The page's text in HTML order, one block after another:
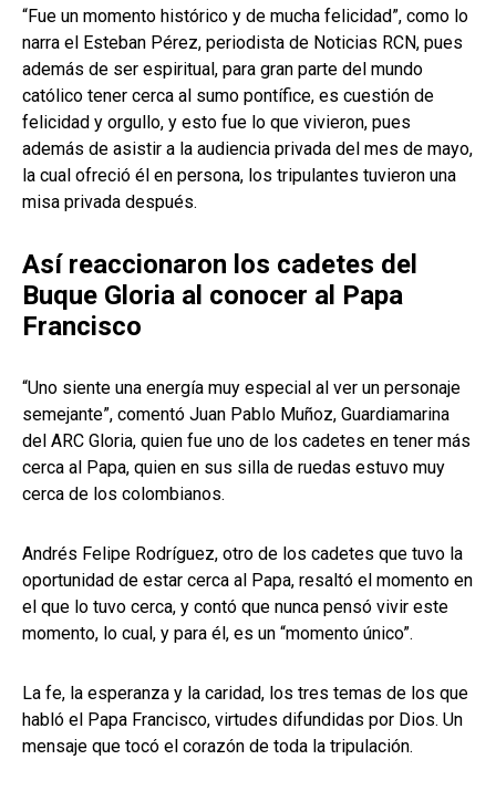
“Fue un momento histórico y de mucha felicidad”, como lo
narra el Esteban Pérez, periodista de Noticias RCN, pues
además de ser espiritual, para gran parte del mundo
católico tener cerca al sumo pontífice, es cuestión de
felicidad y orgullo, y esto fue lo que vivieron, pues
además de asistir a la audiencia privada del mes de mayo,
la cual ofreció él en persona, los tripulantes tuvieron una
misa privada después.
Así reaccionaron los cadetes del
Buque Gloria al conocer al Papa
Francisco
“Uno siente una energía muy especial al ver un personaje
semejante”, comentó Juan Pablo Muñoz, Guardiamarina
del ARC Gloria, quien fue uno de los cadetes en tener más
cerca al Papa, quien en sus silla de ruedas estuvo muy
cerca de los colombianos.
Andrés Felipe Rodríguez, otro de los cadetes que tuvo la
oportunidad de estar cerca al Papa, resaltó el momento en
el que lo tuvo cerca, y contó que nunca pensó vivir este
momento, lo cual, y para él, es un “momento único”.
La fe, la esperanza y la caridad, los tres temas de los que
habló el Papa Francisco, virtudes difundidas por Dios. Un
mensaje que tocó el corazón de toda la tripulación.